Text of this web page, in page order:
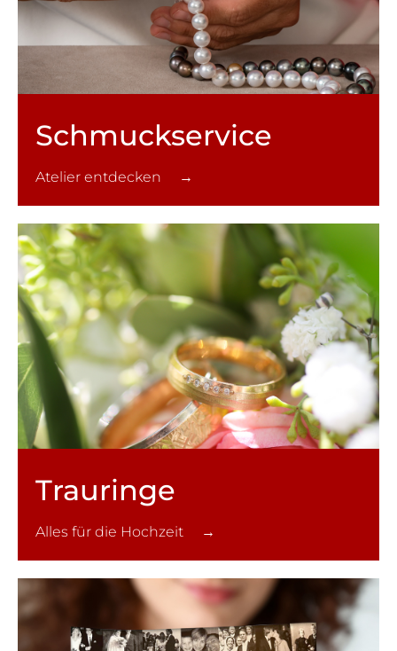
Schmuck­service
Atelier entdecken →
Trauringe
Alles für die Hochzeit →